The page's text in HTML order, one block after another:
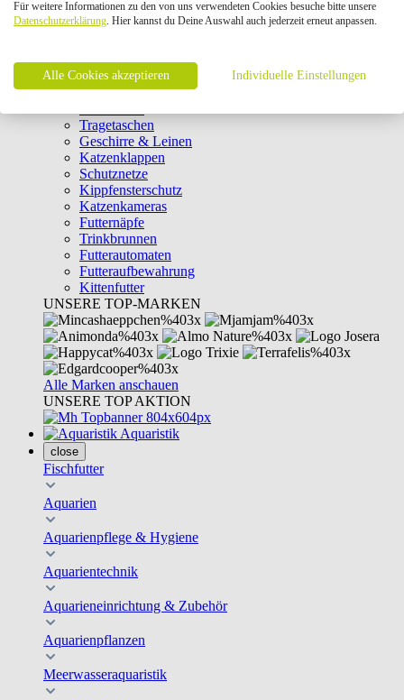
Intelligenzspielzeug
Laserpointer & Elektrospielzeug
Clicker & Target Sticks für Katzen
Weiteres Katzenspielzeug
Transportboxen
Tragetaschen
Geschirre & Leinen
Katzenklappen
Schutznetze
Kippfensterschutz
Katzenkameras
Futternäpfe
Trinkbrunnen
Futterautomaten
Futteraufbewahrung
Kittenfutter
UNSERE TOP-MARKEN
Alle Marken anschauen
UNSERE TOP AKTION
Aquaristik
close
Fischfutter
Aquarien
Aquarienpflege & Hygiene
Aquarientechnik
Aquarieneinrichtung & Zubehör
Aquarienpflanzen
Meerwasseraquaristik
Für weitere Informationen zu den von uns verwendeten Cookies besuche bitte unsere
Datenschutzerklärung. Hier kannst du Deine Auswahl auch jederzeit erneut anpassen.
Alle Cookies akzeptieren Individuelle Einstellungen